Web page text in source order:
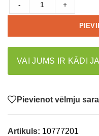
- +
VAI JUMS IR KĀDI
Pievienot vēlmju
Artikuls: 10777201